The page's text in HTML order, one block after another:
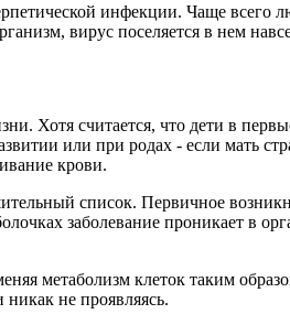
инфекции. Чаще всего
вирус поселяется в нем
Хотя считается, что дети в
или при родах - если мать
крови.
список. Первичное
заболевание проникает в
метаболизм клеток таким
не проявляясь.